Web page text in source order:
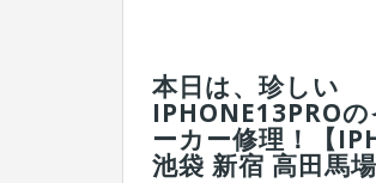
本日は、珍しい
IPHONE13PRO
ーカー修理！【
池袋 新宿 高田馬場